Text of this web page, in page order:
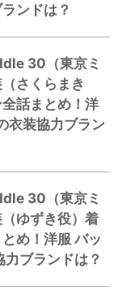
ンドは？
30（東京ミ
さくらまき
話まとめ！洋
衣装協力ブラン
30（東京ミ
ゆずき役）着
め！洋服 バッ
ブランドは？